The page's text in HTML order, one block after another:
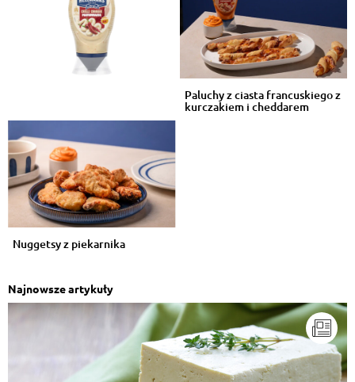
Paluchy z ciasta francuskiego z
kurczakiem i cheddarem
Nuggetsy z piekarnika
Najnowsze artykuły